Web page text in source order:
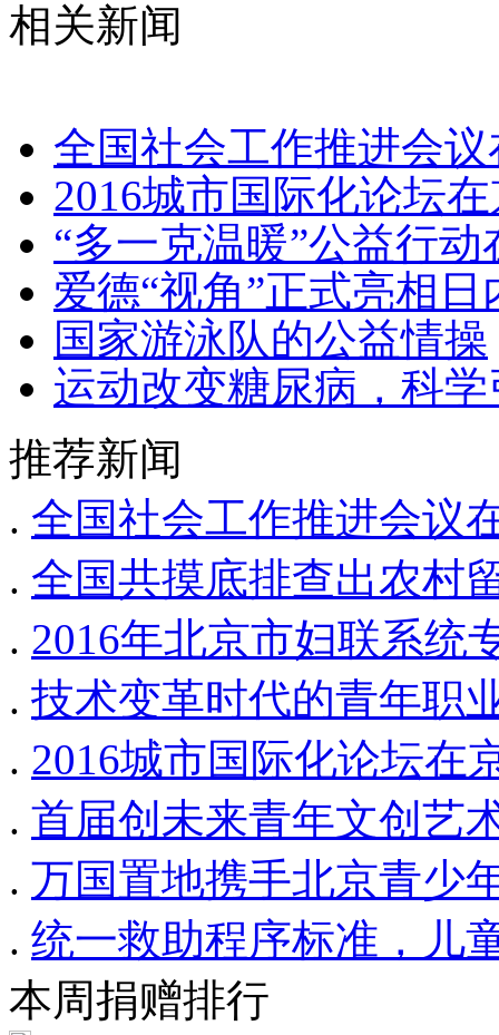
相关新闻
全国社会工作推进会
2016城市国际化论坛
“多一克温暖”公益行动
爱德“视角”正式亮相日
国家游泳队的公益情操
运动改变糖尿病，科
推荐新闻
. 全国社会工作推进会议
. 全国共摸底排查出农村
. 2016年北京市妇联系统
. 技术变革时代的青年职
. 2016城市国际化论坛在
. 首届创未来青年文创艺
. 万国置地携手北京青少
. 统一救助程序标准，儿
本周捐赠排行